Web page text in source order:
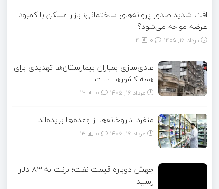
افت شدید صدور پروانه‌های ساختمانی؛ بازار مسکن با کمبود
عرضه مواجه می‌شود؟
مرداد ۱۶, ۱۴۰۵ 4
عادی‌سازی بمباران بیمارستان‌ها تهدیدی برای
همه کشورها است
مرداد ۱۶, ۱۴۰۵ 12
منفرد: داروخانه‌ها از وعده‌ها بریده‌اند
مرداد ۱۶, ۱۴۰۵ 13
جهش دوباره قیمت نفت؛ برنت به ۸۳ دلار
رسید